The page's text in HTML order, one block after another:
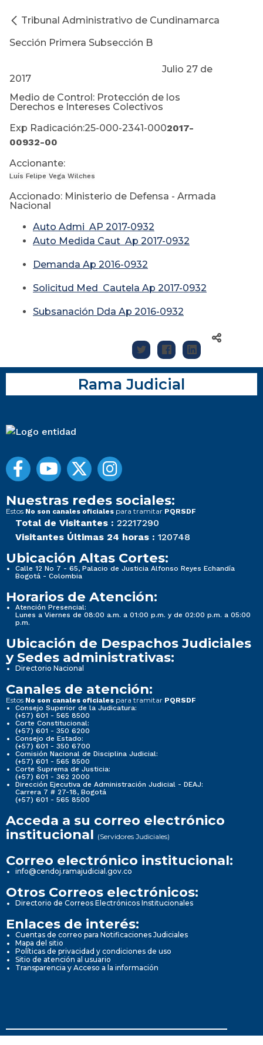
Tribunal Administrativo de Cundinamarca
Sección Primera Subsección B
Julio 27 de
2017
Medio de Control: Protección de los
Derechos e Intereses Colectivos
Exp Radicación:25-000-2341-0002017-
00932-00
Accionante:
Luís Felipe Vega Wilches
Accionado: Ministerio de Defensa - Armada
Nacional
Auto Admi AP 2017-0932
Auto Medida Caut Ap 2017-0932
Demanda Ap 2016-0932
Solicitud Med Cautela Ap 2017-0932
Subsanación Dda Ap 2016-0932
Rama Judicial
Nuestras redes sociales:
Estos No son canales oficiales para tramitar PQRSDF
Total de Visitantes : 22217290
Visitantes Últimas 24 horas : 120748
Ubicación Altas Cortes:
Calle 12 No 7 - 65, Palacio de Justicia Alfonso Reyes Echandía
Bogotá - Colombia
Horarios de Atención:
Atención Presencial:
Lunes a Viernes de 08:00 a.m. a 01:00 p.m. y de 02:00 p.m. a 05:00
p.m.
Ubicación de Despachos Judiciales
y Sedes administrativas:
Directorio Nacional
Canales de atención:
Estos No son canales oficiales para tramitar PQRSDF
Consejo Superior de la Judicatura:
(+57) 601 - 565 8500
Corte Constitucional:
(+57) 601 - 350 6200
Consejo de Estado:
(+57) 601 - 350 6700
Comisión Nacional de Disciplina Judicial:
(+57) 601 - 565 8500
Corte Suprema de Justicia:
(+57) 601 - 362 2000
Dirección Ejecutiva de Administración Judicial - DEAJ:
Carrera 7 # 27-18, Bogotá
(+57) 601 - 565 8500
Acceda a su correo electrónico
institucional (Servidores Judiciales)
Correo electrónico institucional:
info@cendoj.ramajudicial.gov.co
Otros Correos electrónicos:
Directorio de Correos Electrónicos Institucionales
Enlaces de interés:
Cuentas de correo para Notificaciones Judiciales
Mapa del sitio
Políticas de privacidad y condiciones de uso
Sitio de atención al usuario
Transparencia y Acceso a la información